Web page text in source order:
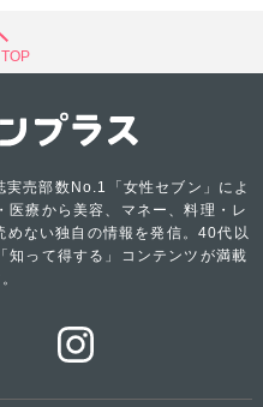
実売部数No.1「女性セブン」によ
医療から美容、マネー、料理・レ
めない独自の情報を発信。40代以
知って得する」コンテンツが満載